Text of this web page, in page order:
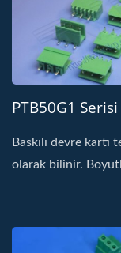
PTB50G1 Serisi
Baskılı devre
olarak bilinir.